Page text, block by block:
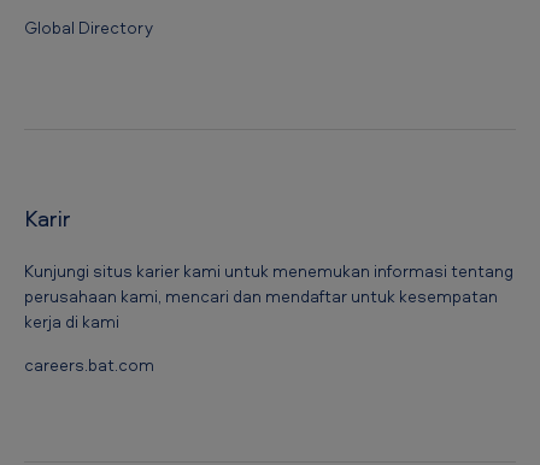
Global Directory
Karir
Kunjungi situs karier kami untuk menemukan informasi tentang
perusahaan kami, mencari dan mendaftar untuk kesempatan
kerja di kami
careers.bat.com